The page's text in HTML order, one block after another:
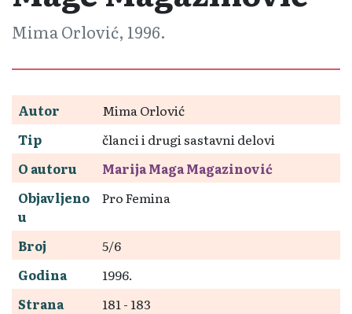
Mima Orlović, 1996.
Autor
Mima Orlović
Tip
članci i drugi sastavni delovi
O autoru
Marija Maga Magazinović
Objavljeno
u
Pro Femina
Broj
5/6
Godina
1996.
Strana
181 - 183